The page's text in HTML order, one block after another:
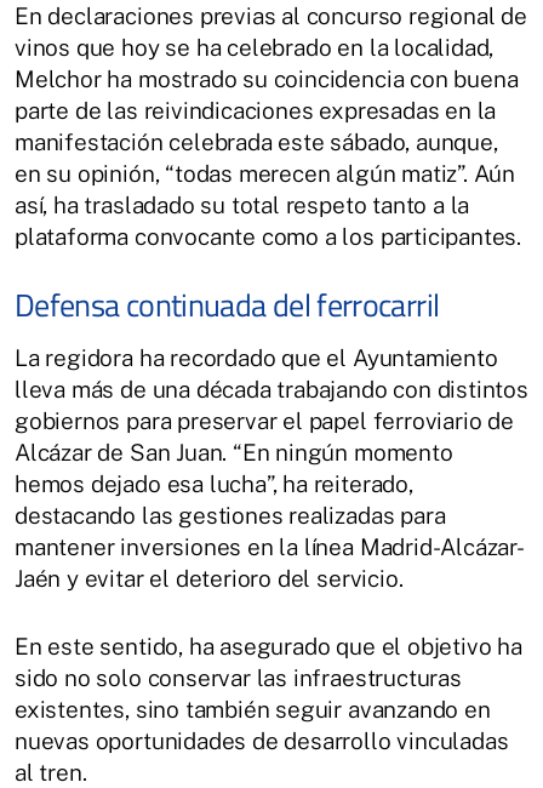
En declaraciones previas al concurso regional de
vinos que hoy se ha celebrado en la localidad,
Melchor ha mostrado su coincidencia con buena
parte de las reivindicaciones expresadas en la
manifestación celebrada este sábado, aunque,
en su opinión, “todas merecen algún matiz”. Aún
así, ha trasladado su total respeto tanto a la
plataforma convocante como a los participantes.
Defensa continuada del ferrocarril
La regidora ha recordado que el Ayuntamiento
lleva más de una década trabajando con distintos
gobiernos para preservar el papel ferroviario de
Alcázar de San Juan. “En ningún momento
hemos dejado esa lucha”, ha reiterado,
destacando las gestiones realizadas para
mantener inversiones en la línea Madrid-Alcázar-
Jaén y evitar el deterioro del servicio.
En este sentido, ha asegurado que el objetivo ha
sido no solo conservar las infraestructuras
existentes, sino también seguir avanzando en
nuevas oportunidades de desarrollo vinculadas
al tren.